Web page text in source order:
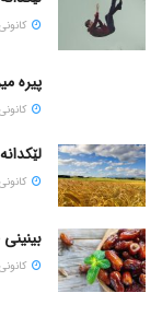
كانونی
پیره
كانونی
كانونی
كانونی